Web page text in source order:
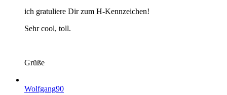
ich gratuliere Dir zum H-Kennzeichen!
Sehr cool, toll.
Grüße
Wolfgang90